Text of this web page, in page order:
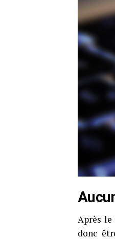
Après le
donc